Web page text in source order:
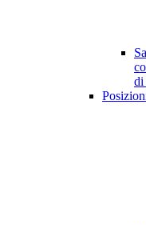
di